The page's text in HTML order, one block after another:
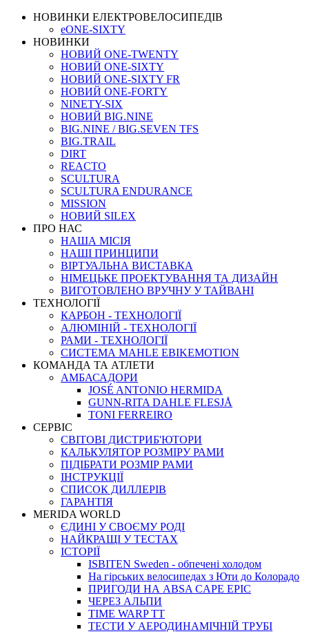
НОВИНКИ ЕЛЕКТРОВЕЛОСИПЕДІВ
eONE-SIXTY
НОВИНКИ
НОВИЙ ONE-TWENTY
НОВИЙ ONE-SIXTY
НОВИЙ ONE-SIXTY FR
НОВИЙ ONE-FORTY
NINETY-SIX
НОВИЙ BIG.NINE
BIG.NINE / BIG.SEVEN TFS
BIG.TRAIL
DIRT
REACTO
SCULTURA
SCULTURA ENDURANCE
MISSION
НОВИЙ SILEX
ПРО НАС
НАША МICIЯ
НАШI ПРИНЦИПИ
ВIРТУАЛЬНА ВИСТАВКА
НІМЕЦЬКЕ ПРОЕКТУВАННЯ ТА ДИЗАЙН
ВИГОТОВЛЕНО ВРУЧНУ У ТАЙВАНІ
ТЕХНОЛОГІЇ
КАРБОН - ТЕХНОЛОГІЇ
АЛЮМІНІЙ - ТЕХНОЛОГІЇ
РАМИ - ТЕХНОЛОГІЇ
СИСТЕМА MAHLE EBIKEMOTION
КОМАНДА ТА АТЛЕТИ
АМБАСАДОРИ
JOSÉ ANTONIO HERMIDA
GUNN-RITA DAHLE FLESJÅ
TONI FERREIRO
СЕРВІС
СВІТОВІ ДИСТРИБ'ЮТОРИ
КАЛЬКУЛЯТОР РОЗМIРУ РАМИ
ПІДІБРАТИ РОЗМІР РАМИ
IНСТРУКЦIЇ
СПИСОК ДИЛЛЕРІВ
ГАРАНТIЯ
MERIDA WORLD
ЄДИНI У СВОЄМУ РОДI
НАЙКРАЩІ У ТЕСТАХ
ІСТОРІЇ
ISBITEN Sweden - обпечені холодом
На гірських велосипедах з Юти до Колорадо
ПРИГОДИ НА ABSA CAPE EPIC
ЧЕРЕЗ АЛЬПИ
TIME WARP TT
ТЕСТИ У АЕРОДИНАМІЧНІЙ ТРУБІ